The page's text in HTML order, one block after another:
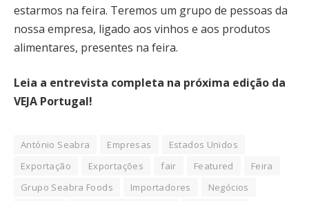
estarmos na feira. Teremos um grupo de pessoas da
nossa empresa, ligado aos vinhos e aos produtos
alimentares, presentes na feira.
Leia a entrevista completa na próxima edição da
VEJA Portugal!
António Seabra Empresas
Estados Unidos
Exportação
Exportações fair Featured
Feira
Grupo Seabra Foods
Importadores
Negócios